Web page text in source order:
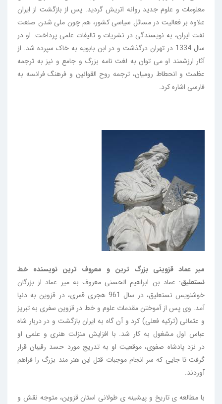
معلومات و علوم جدید روانه اتریش گردید. پس از بازگشت از ایران
علاوه بر فعالیت در مسائل سیاسی کشور، هم چون ملی شدن صنعت
نفت ایران، به نویسندگی در نشریات و تالیفات علمی پرداخت. او در
سال 1334 در تهران درگذشت و در ابن بابویه به خاک سپرده شد. از
آثار ارزشمند او می توان به لغت نامه بزرگ و جامع و نیز به ترجمه
عظمت و انحطاط رومیان، ترجمه روح القوانین و فرهنگ فرانسه به
فارسی اشاره کرد.
میر عماد قزوینی بزرگ ترین و معروف ترین نویسنده خط
نستعلیق: عماد بن ابراهیم الحسنی معروف به میر عماد از بزرگان
خوشنویس نستعلیق، در سال 961 هجری قمری، در قزوین به دنیا
آمد. وی پس از آموختن مقدمات علوم و خط در قزوین سفری به تبریز
و عثمانی (ترکیه فعلی) کرد و آن گاه به ایران بازگشت و در دربار شاه
عباس اول مشغول به کار شد. با افزایش منزلت هنری و علمی او
در نزد پادشاه صفوی، موقعیت او به تدریج مورد حسد رقیبان قرار
گرفت تا جایی که سر انجام موجبات قتل این هنر مند بزرگ را فراهم
آوردند.
با مطالعه ی تاریخ و پیشینه ی طولانی استان قزوین، متوجه نقش و